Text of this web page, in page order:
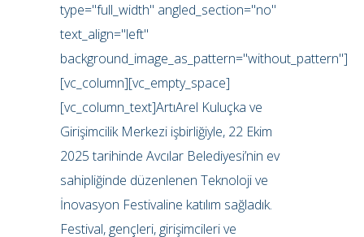
type="full_width" angled_section="no"
text_align="left"
background_image_as_pattern="without_pattern"]
[vc_column][vc_empty_space]
[vc_column_text]ArtıArel Kuluçka ve
Girişimcilik Merkezi işbirliğiyle, 22 Ekim
2025 tarihinde Avcılar Belediyesi’nin ev
sahipliğinde düzenlenen Teknoloji ve
İnovasyon Festivaline katılım sağladık.
Festival, gençleri, girişimcileri ve